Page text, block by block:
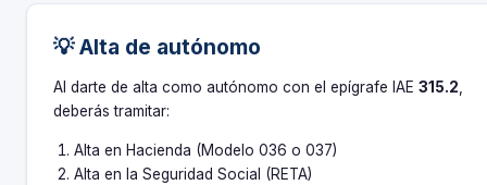
💡 Alta de autónomo
Al darte de alta como autónomo con el epígrafe IAE 315.2
deberás tramitar:
Alta en Hacienda (Modelo 036 o 037)
Alta en la Seguridad Social (RETA)